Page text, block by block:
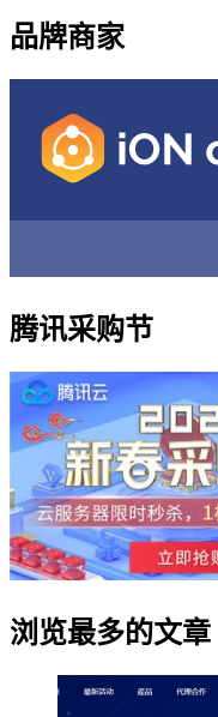
品牌商家
腾讯采购节
浏览最多的文章